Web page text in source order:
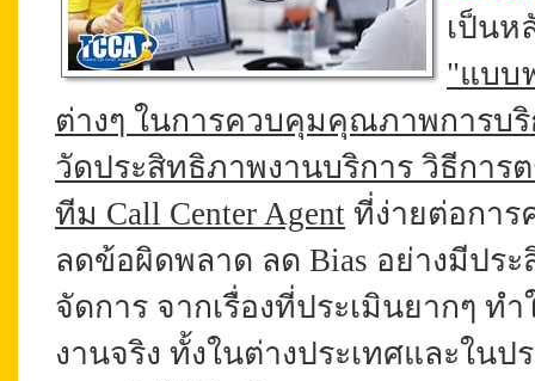
เป็นห
"แบบ
ต่างๆ ในการควบคุมคุณภาพการบริ
วัดประสิทธิภาพงานบริการ วิธีการ
ทีม Call Center Agent ที่ง่ายต่อกา
ลดข้อผิดพลาด ลด Bias อย่างมีปร
จัดการ จากเรื่องที่ประเมินยากๆ
งานจริง ทั้งในต่างประเทศและใน